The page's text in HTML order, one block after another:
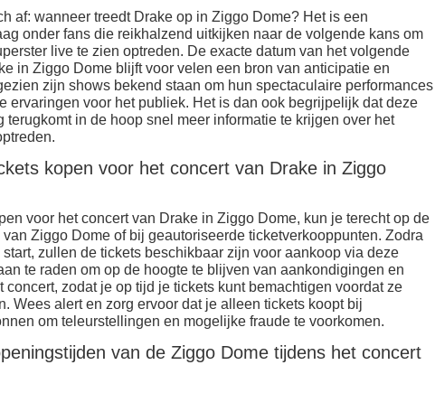
af: wanneer treedt Drake op in Ziggo Dome? Het is een
onder fans die reikhalzend uitkijken naar de volgende kans om
live te zien optreden. De exacte datum van het volgende
in Ziggo Dome blijft voor velen een bron van anticipatie en
zijn shows bekend staan om hun spectaculaire performances
ervaringen voor het publiek. Het is dan ook begrijpelijk dat deze
terugkomt in de hoop snel meer informatie te krijgen over het
kopen voor het concert van Drake in Ziggo
voor het concert van Drake in Ziggo Dome, kun je terecht op de
Ziggo Dome of bij geautoriseerde ticketverkooppunten. Zodra
zullen de tickets beschikbaar zijn voor aankoop via deze
te raden om op de hoogte te blijven van aankondigingen en
concert, zodat je op tijd je tickets kunt bemachtigen voordat ze
Wees alert en zorg ervoor dat je alleen tickets koopt bij
om teleurstellingen en mogelijke fraude te voorkomen.
van de Ziggo Dome tijdens het concert